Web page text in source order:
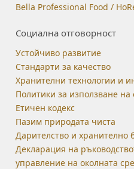
Bella Professional Food /
Социална отговорност
Устойчиво развитие
Стандарти за качество
Хранителни технологии и
Политики за използване на
Етичен кодекс
Пазим природата чиста
Дарителство и хранително
Декларация на
управление на околната